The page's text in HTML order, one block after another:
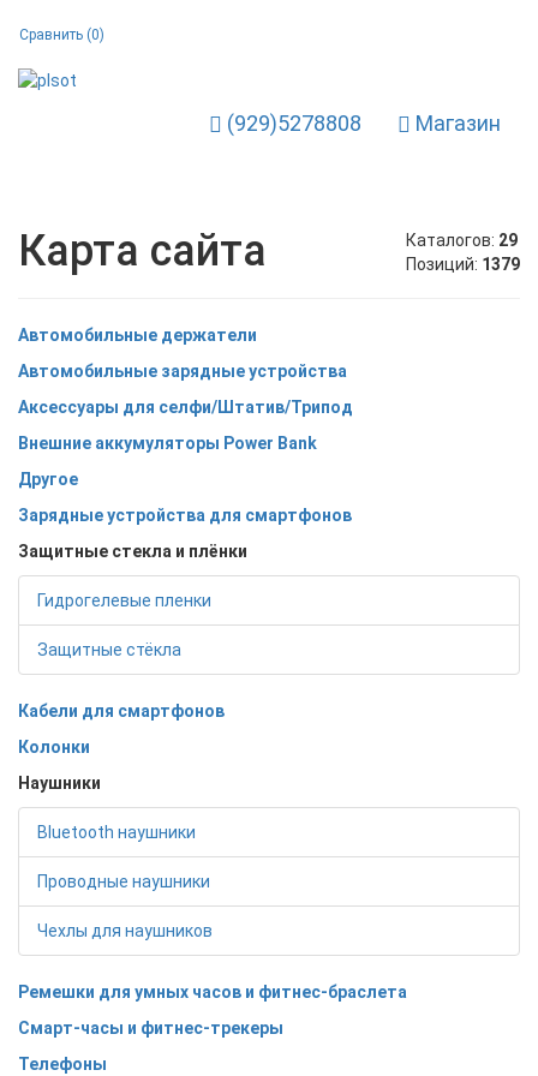
Сравнить (0)
Магазин
(929)5278808
Toggle Navigation
Каталогов: 29
Позиций: 1379
Карта сайта
Автомобильные держатели
Автомобильные зарядные устройства
Аксессуары для селфи/Штатив/Трипод
Внешние аккумуляторы Power Bank
Другое
Зарядные устройства для смартфонов
Защитные стекла и плёнки
Гидрогелевые пленки
Защитные стёкла
Кабели для смартфонов
Колонки
Наушники
Bluetooth наушники
Проводные наушники
Чехлы для наушников
Ремешки для умных часов и фитнес-браслета
Смарт-часы и фитнес-трекеры
Телефоны